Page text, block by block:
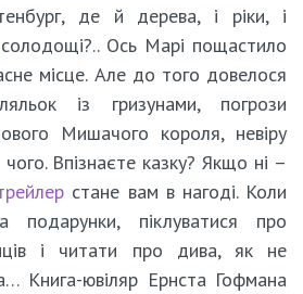
де й дерева, і ріки, і
солодощі?.. Ось Марі пощастило
місце. Але до того довелося
із гризунами, погрози
Мишачого короля, невіру
Впізнаєте казку? Якщо ні –
стане вам в нагоді. Коли
піклуватися про
і читати про дива, як не
Книга-ювіляр Ернста Гофмана